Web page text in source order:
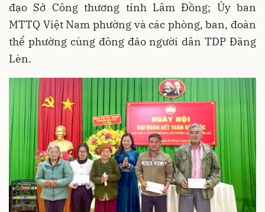
đạo Sở Công thương tỉnh Lâm Đồng; Ủy ban
MTTQ Việt Nam phường và các phòng, ban, đoàn
thể phường cùng đông đảo người dân TDP Đăng
Lèn.